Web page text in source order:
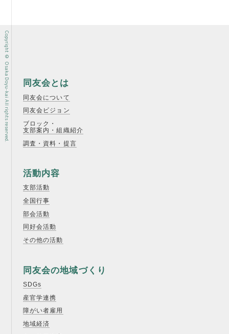
同友会とは
同友会について
同友会ビジョン
ブロック・
支部案内・組織紹介
調査・資料・提言
活動内容
支部活動
全国行事
部会活動
同好会活動
その他の活動
同友会の地域づくり
SDGs
産官学連携
障がい者雇用
地域経済
Copyright © Osaka Doyu-kai All rights reserved.